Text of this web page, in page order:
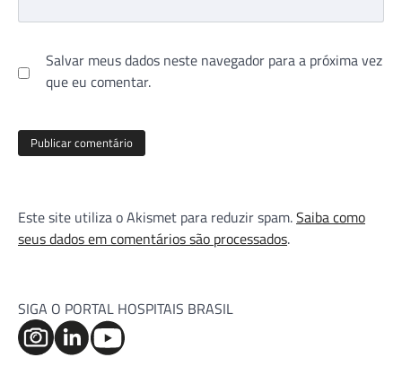
Salvar meus dados neste navegador para a próxima vez
que eu comentar.
Este site utiliza o Akismet para reduzir spam.Saiba como
seus dados em comentários são processados.
SIGA O PORTAL HOSPITAIS BRASIL